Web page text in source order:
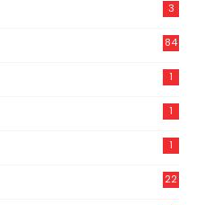
3
84
1
1
1
22